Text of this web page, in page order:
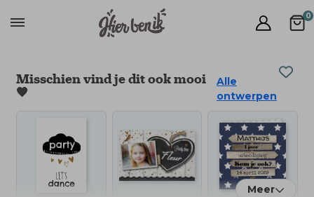
0
Misschien vind je dit ook mooi
🧡
Alle
ontwerpen
Meer